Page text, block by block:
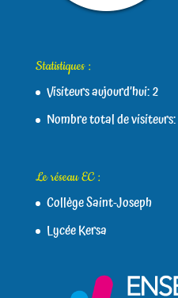
Statistiques :
Visiteurs aujourd’hui:2
Nombre total de visiteurs:
Le réseau EC :
Collège Saint-Joseph
Lycée Kersa